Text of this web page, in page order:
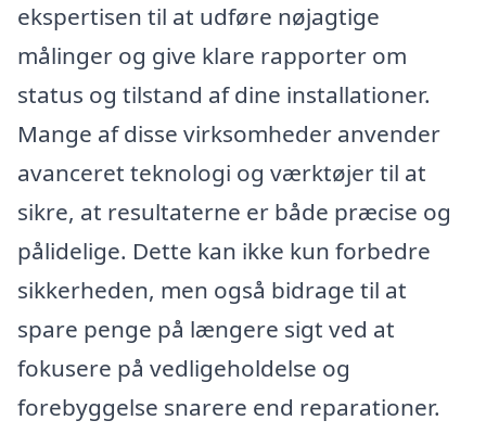
ekspertisen til at udføre nøjagtige
målinger og give klare rapporter om
status og tilstand af dine installationer.
Mange af disse virksomheder anvender
avanceret teknologi og værktøjer til at
sikre, at resultaterne er både præcise og
pålidelige. Dette kan ikke kun forbedre
sikkerheden, men også bidrage til at
spare penge på længere sigt ved at
fokusere på vedligeholdelse og
forebyggelse snarere end reparationer.